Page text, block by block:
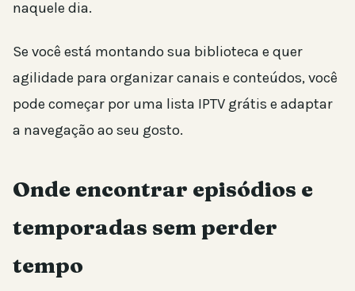
naquele dia.
Se você está montando sua biblioteca e quer
agilidade para organizar canais e conteúdos, você
pode começar por uma lista IPTV grátis e adaptar
a navegação ao seu gosto.
Onde encontrar episódios e
temporadas sem perder
tempo